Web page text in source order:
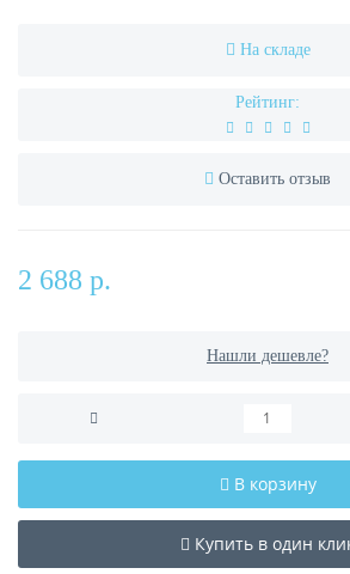
На складе
Рейтинг:
Оставить отзыв
2 688 р.
Нашли дешевле?
В корзину
Купить в один